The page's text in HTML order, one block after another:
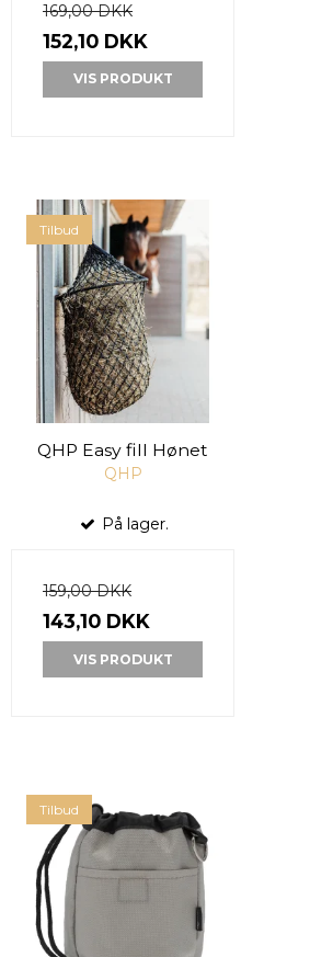
169,00 DKK
152,10 DKK
VIS PRODUKT
Tilbud
QHP Easy fill Hønet
QHP
På lager.
159,00 DKK
143,10 DKK
VIS PRODUKT
Tilbud